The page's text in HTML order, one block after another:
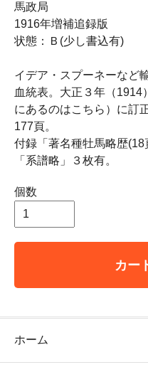
馬政局
1916年増補追録版
状態：Ｂ(少し書込有)
イデア・スプーネーなど
血統表。大正３年（1914
にあるのはこちら）に訂
177頁。
付録「著名種牡馬略歴
「系譜略」３枚有。
個数
カー
ホーム